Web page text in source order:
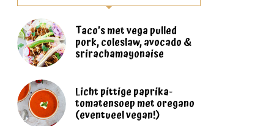
Taco’s met vega pulled
pork, coleslaw, avocado &
srirachamayonaise
Licht pittige paprika-
tomatensoep met oregano
(eventueel vegan!)